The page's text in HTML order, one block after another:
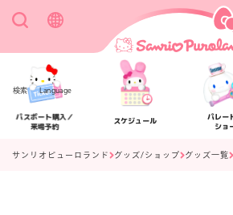
検索 Language
パスポート購入／
来場予約
スケジュール
パレー
ショ
サンリオピューロランド グッズ/ショップ グッズ一覧